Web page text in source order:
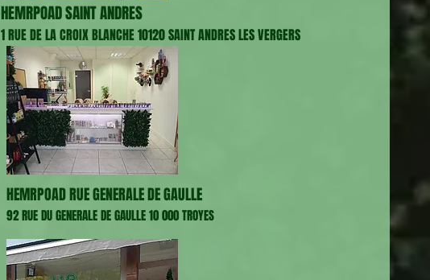
HEMRPOAD SAINT ANDRES
1 RUE DE LA CROIX BLANCHE 10120 SAINT ANDRES LES VERGERS
HEMRPOAD RUE GENERALE DE GAULLE
92 RUE DU GENERALE DE GAULLE 10 000 TROYES